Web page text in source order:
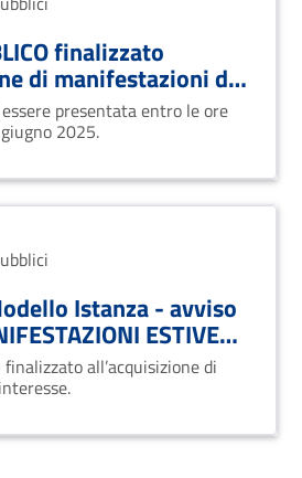
finalizzato
di manifestazioni di
e/o la
di progetti,
da proporre
manifestazioni
presentata entro le ore
del giorno 6 giugno 2025.
Istanza - avviso
ESTIVE
finalizzato all’acquisizione di